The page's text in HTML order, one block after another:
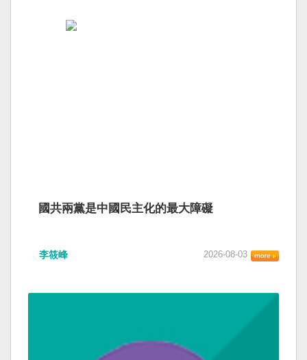
國共兩黨是中國民主化的最大障礙
李筱峰 2026-08-03